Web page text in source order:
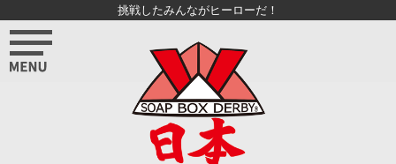
挑戦したみんながヒーローだ！